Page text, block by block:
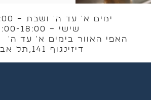
ימים א' עד ה' ושבת – 8:00-23:00
שישי – 8:00-18:00
האפי האוור בימים א' עד ה' 17:00-19:00
דיזינגוף 141,תל אביב